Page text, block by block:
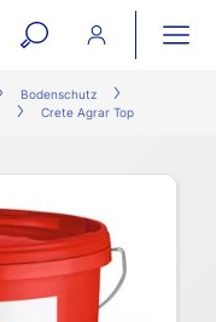
open
search
Bodenschutz
Crete Agrar Top